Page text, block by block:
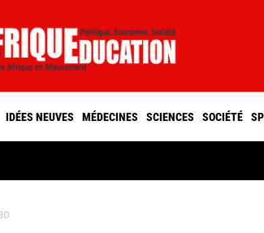
IDÉES NEUVES MÉDECINES SCIENCES SOCIÉTÉ